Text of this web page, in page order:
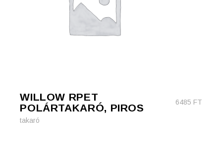
WILLOW RPET
POLÁRTAKARÓ, PIROS
6485 FT
takaró